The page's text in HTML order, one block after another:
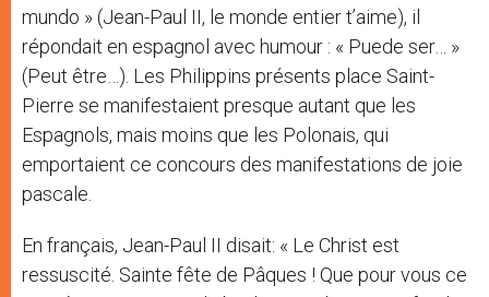
mundo » (Jean-Paul II, le monde entier t’aime), il
répondait en espagnol avec humour : « Puede ser… »
(Peut être…). Les Philippins présents place Saint-
Pierre se manifestaient presque autant que les
Espagnols, mais moins que les Polonais, qui
emportaient ce concours des manifestations de joie
pascale.
En français, Jean-Paul II disait: « Le Christ est
ressuscité. Sainte fête de Pâques ! Que pour vous ce